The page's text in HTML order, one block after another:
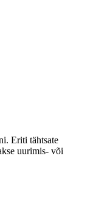
Eriti tähtsate
uurimis- või